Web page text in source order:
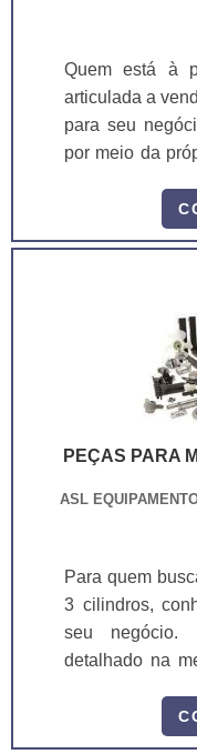
Quem está à
articulada a
para seu
por meio da
plataforma
profissionais
AÉREA
maneiras
PEÇAS PARA
ASL
Para quem
3 cilindros,
seu negócio.
detalhado na
Quando a
3 cilindros, com